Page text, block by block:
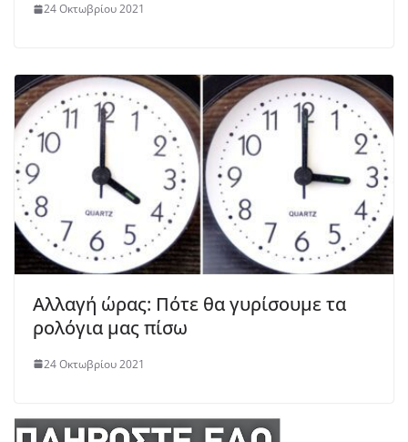
24 Οκτωβρίου 2021
Αλλαγή ώρας: Πότε θα γυρίσουμε τα
ρολόγια μας πίσω
24 Οκτωβρίου 2021